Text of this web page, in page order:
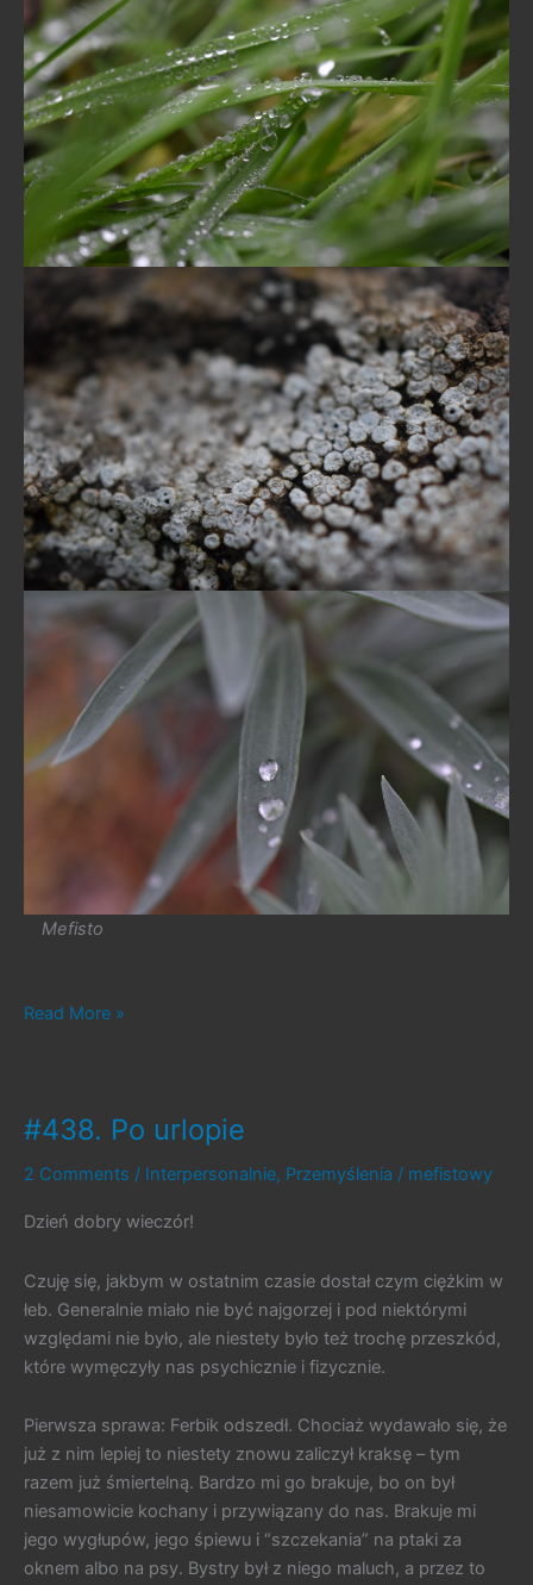
Mefisto
#446.
1
Read More »
#438. Po urlopie
2 Comments / Interpersonalnie, Przemyślenia / mefistowy
Dzień dobry wieczór!
Czuję się, jakbym w ostatnim czasie dostał czym ciężkim w
łeb. Generalnie miało nie być najgorzej i pod niektórymi
względami nie było, ale niestety było też trochę przeszkód,
które wymęczyły nas psychicznie i fizycznie.
Pierwsza sprawa: Ferbik odszedł. Chociaż wydawało się, że
już z nim lepiej to niestety znowu zaliczył kraksę – tym
razem już śmiertelną. Bardzo mi go brakuje, bo on był
niesamowicie kochany i przywiązany do nas. Brakuje mi
jego wygłupów, jego śpiewu i “szczekania” na ptaki za
oknem albo na psy. Bystry był z niego maluch, a przez to